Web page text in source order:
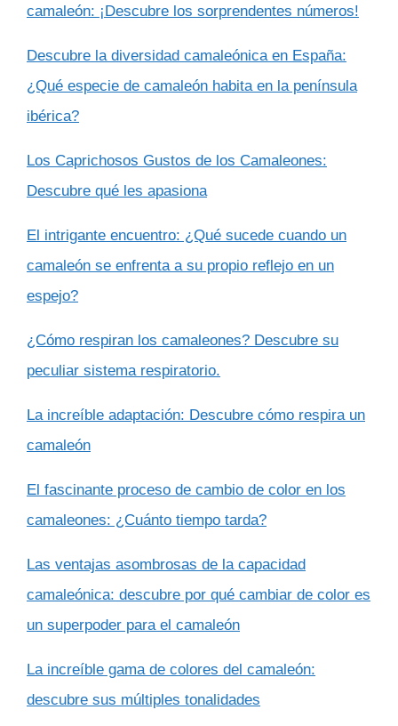
camaleón: ¡Descubre los sorprendentes números!
Descubre la diversidad camaleónica en España:
¿Qué especie de camaleón habita en la península
ibérica?
Los Caprichosos Gustos de los Camaleones:
Descubre qué les apasiona
El intrigante encuentro: ¿Qué sucede cuando un
camaleón se enfrenta a su propio reflejo en un
espejo?
¿Cómo respiran los camaleones? Descubre su
peculiar sistema respiratorio.
La increíble adaptación: Descubre cómo respira un
camaleón
El fascinante proceso de cambio de color en los
camaleones: ¿Cuánto tiempo tarda?
Las ventajas asombrosas de la capacidad
camaleónica: descubre por qué cambiar de color es
un superpoder para el camaleón
La increíble gama de colores del camaleón:
descubre sus múltiples tonalidades